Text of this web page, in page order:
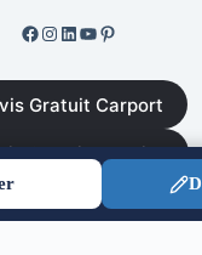
Facebook de ML Fusion
Instgram
LinkedIn
YouTube
Pinterest
Gratuit Carport
Gratuit Escalier
• •
|Equinoxal.fr